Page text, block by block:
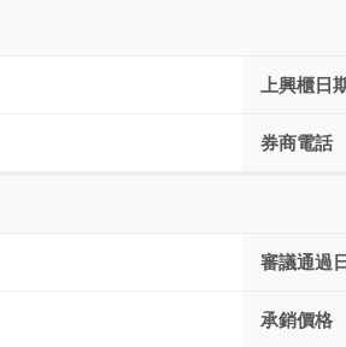
上興櫃日
券商電話
審議通過
承銷價格